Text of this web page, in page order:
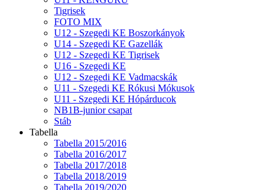
Tigrisek
FOTO MIX
U12 - Szegedi KE Boszorkányok
U14 - Szegedi KE Gazellák
U12 - Szegedi KE Tigrisek
U16 - Szegedi KE
U12 - Szegedi KE Vadmacskák
U11 - Szegedi KE Rókusi Mókusok
U11 - Szegedi KE Hópárducok
NB1B-junior csapat
Stáb
Tabella
Tabella 2015/2016
Tabella 2016/2017
Tabella 2017/2018
Tabella 2018/2019
Tabella 2019/2020